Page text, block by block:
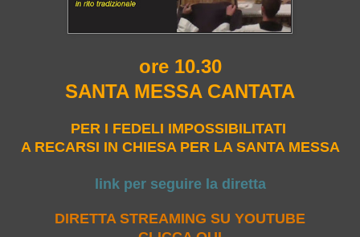
ore 10.30
SANTA MESSA CANTATA
PER I FEDELI IMPOSSIBILITATI
A RECARSI IN CHIESA PER LA SANTA MESSA
link per seguire la diretta
DIRETTA STREAMING SU YOUTUBE